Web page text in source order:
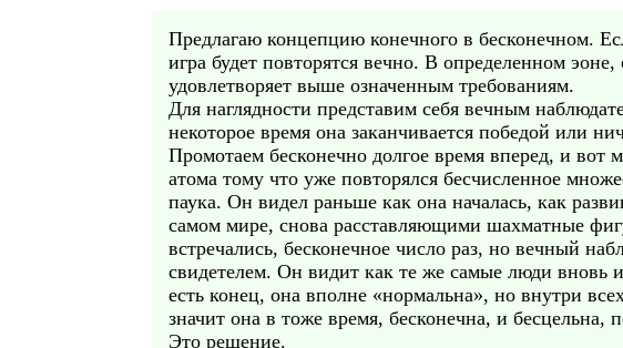
Предлагаю концепцию конечного в бесконечном.
игра будет повторятся вечно. В определенном
удовлетворяет выше означенным требованиям.
Для наглядности представим себя вечным
некоторое время она заканчивается победой или
Промотаем бесконечно долгое время вперед, и
атома тому что уже повторялся бесчисленное
паука. Он видел раньше как она началась, как
самом мире, снова расставляющими шахматные
встречались, бесконечное число раз, но вечный
свидетелем. Он видит как те же самые люди вновь
есть конец, она вполне «нормальна», но внутри
значит она в тоже время, бесконечна, и
Это решение.